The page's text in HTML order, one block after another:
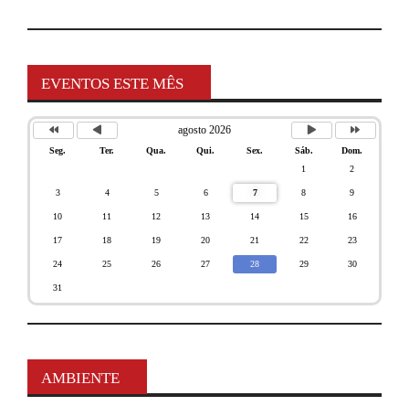
EVENTOS ESTE MÊS
agosto 2026
Seg. Ter. Qua. Qui. Sex. Sáb.
Dom.
1
2
3 4 5 6 7 8 9
10 11 12 13 14 15 16
17 18 19 20 21 22 23
24 25 26 27 28 29 30
31
AMBIENTE